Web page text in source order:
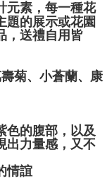
元素，每一種花
題的展示或花園
，送禮自用皆
菊、小蒼蘭、康
色的腹部，以及
出力量感，又不
情誼